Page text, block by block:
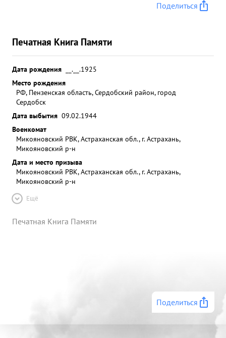
Поделиться
Печатная Книга Памяти
Дата рождения
__.__.1925
Место рождения
РФ, Пензенская область, Сердобский район, город
Сердобск
Дата выбытия 09.02.1944
Военкомат
Микояновский РВК, Астраханская обл., г. Астрахань,
Микояновский р-н
Дата и место призыва
Микояновский РВК, Астраханская обл., г. Астрахань,
Микояновский р-н
Ещё
Печатная Книга Памяти
Поделиться